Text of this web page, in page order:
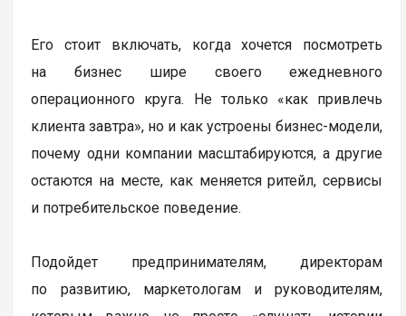
Его стоит включать, когда хочется посмотреть
на бизнес шире своего ежедневного
операционного круга. Не только «как привлечь
клиента завтра», но и как устроены бизнес-модели,
почему одни компании масштабируются, а другие
остаются на месте, как меняется ритейл, сервисы
и потребительское поведение.
Подойдет предпринимателям, директорам
по развитию, маркетологам и руководителям,